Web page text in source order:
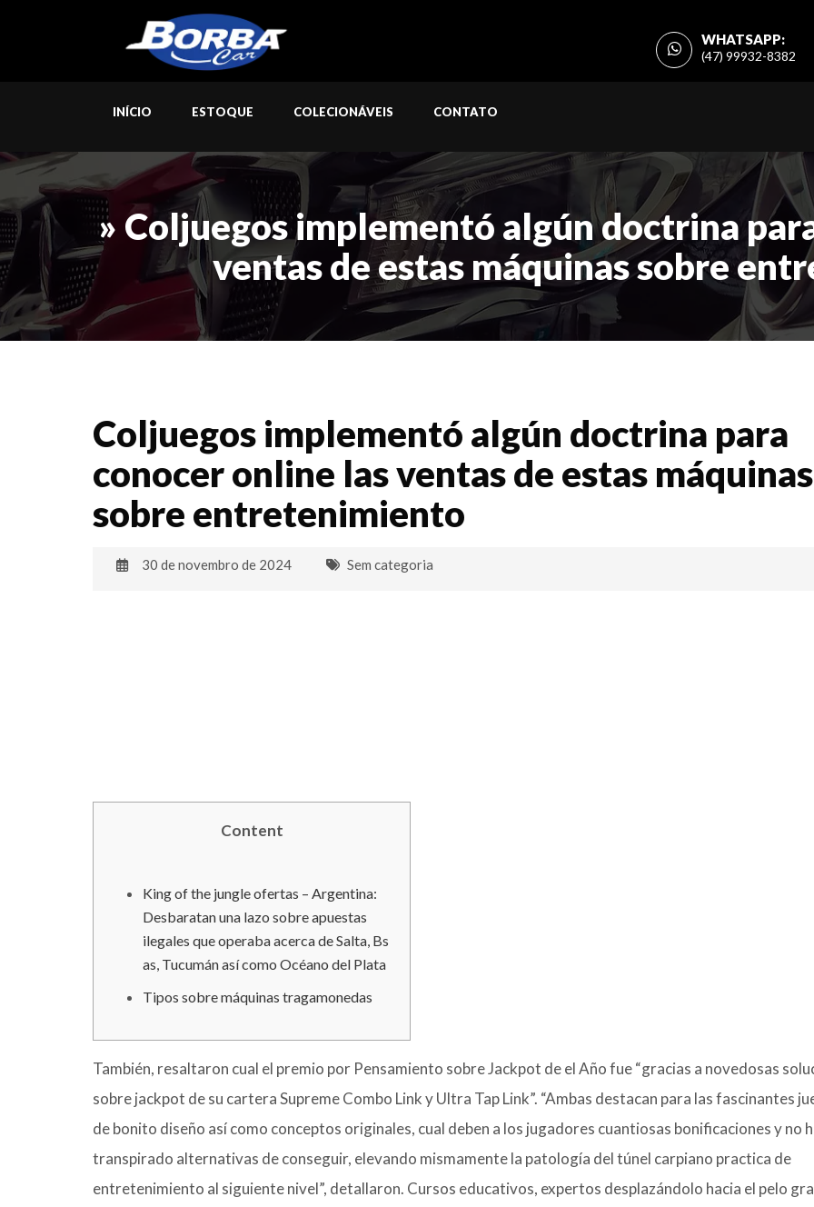
WHATSAPP:
(47) 99932-8382
INÍCIO ESTOQUE COLECIONÁVEIS CONTATO
» Coljuegos implementó algún doctrina
ventas de estas máquinas sobre
Coljuegos implementó algún doctrina para
conocer online las ventas de estas máquinas
sobre entretenimiento
30 de novembro de 2024 Sem categoria
Content
King of the jungle ofertas – Argentina:
Desbaratan una lazo sobre apuestas
ilegales que operaba acerca de Salta, Bs
as, Tucumán así­ como Océano del Plata
Tipos sobre máquinas tragamonedas
También, resaltaron cual el premio por Pensamiento sobre Jackpot de el Año fue “gracias a novedosas
sobre jackpot de su cartera Supreme Combo Link y Ultra Tap Link”. “Ambas destacan para las fascinantes
de bonito diseño así­ como conceptos originales, cual deben a los jugadores cuantiosas bonificaciones y no
transpirado alternativas de conseguir, elevando mismamente la patologí­a del túnel carpiano practica de
entretenimiento al siguiente nivel”, detallaron. Cursos educativos, expertos desplazándolo hacia el pelo